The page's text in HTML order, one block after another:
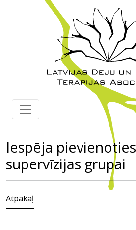
Iespēja pievienoties
supervīzijas grupai
Atpakaļ